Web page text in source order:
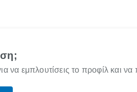
να εμπλουτίσεις το προφίλ και